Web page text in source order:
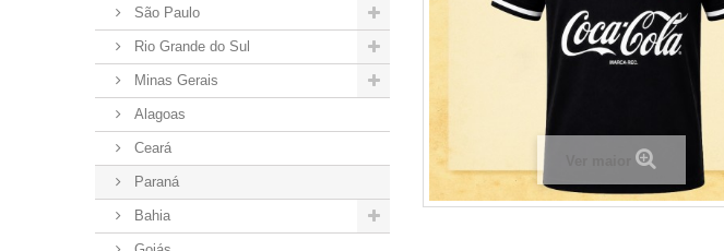
São Paulo
Rio Grande do Sul
Minas Gerais
Alagoas
Ceará
Paraná
Bahia